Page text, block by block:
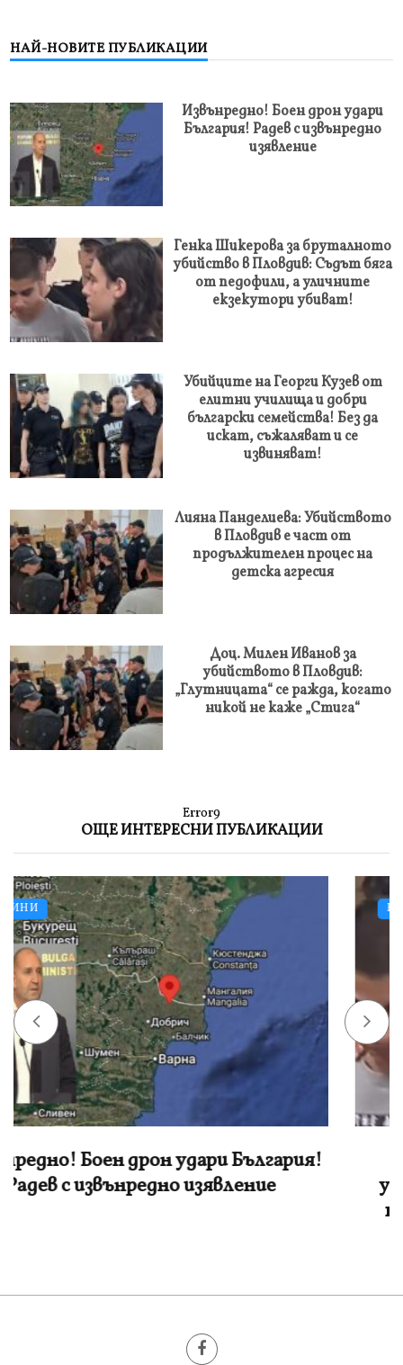
НАЙ-НОВИТЕ ПУБЛИКАЦИИ
Извънредно! Боен дрон удари
България! Радев с извънредно
изявление
Генка Шикерова за бруталното
убийство в Пловдив: Съдът бяга
от педофили, а уличните
екзекутори убиват!
Убийците на Георги Кузев от
елитни училища и добри
български семейства! Без да
искат, съжаляват и се
извиняват!
Лияна Панделиева: Убийството
в Пловдив е част от
продължителен процес на
детска агресия
Доц. Милен Иванов за
убийството в Пловдив:
„Глутницата“ се ражда, когато
никой не каже „Стига“
Error9
ОЩЕ ИНТЕРЕСНИ ПУБЛИКАЦИИ
НОВИНИ
Генка Шикерова за бруталното
убийство в Пловдив: Съдът бяга от